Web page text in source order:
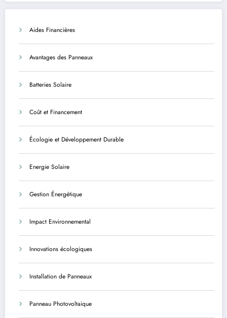
Aides Financières
Avantages des Panneaux
Batteries Solaire
Coût et Financement
Écologie et Développement Durable
Energie Solaire
Gestion Énergétique
Impact Environnemental
Innovations écologiques
Installation de Panneaux
Panneau Photovoltaique